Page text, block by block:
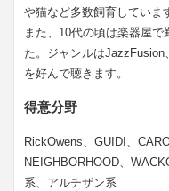
や猫など多数飼育していま
また、10代の頃は楽器屋
た。ジャンルは
を好んで聴きます。
得意分野
RickOwens、GUIDI、
NEIGHBORHOOD、
系、アルチザン系